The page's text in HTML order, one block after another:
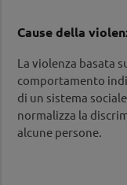
Opuscoli
Violenza
Concetto per
Cause della
La violenza basata
comportamento
di un sistema
normalizza la
alcune persone.